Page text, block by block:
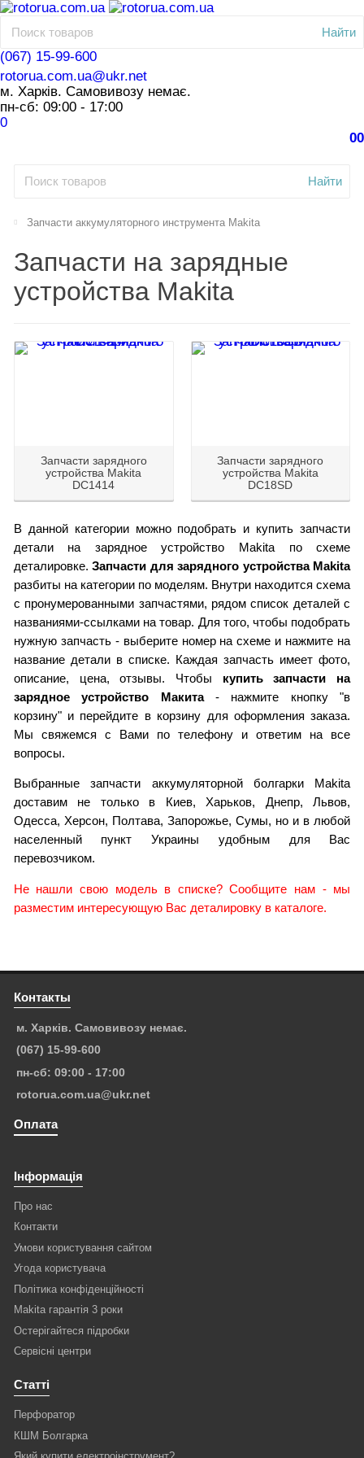
Найти
(067) 15-99-600
rotorua.com.ua@ukr.net
м. Харків. Самовивозу немає.
пн-сб: 09:00 - 17:00
0
00
Найти
Запчасти аккумуляторного инструмента Makita
Запчасти на зарядные
устройства Makita
Запчасти зарядного
устройства Makita
DC1414
Запчасти зарядного
устройства Makita
DC18SD
В данной категории можно подобрать и купить запчасти
детали на зарядное устройство Makita по схеме
деталировке.Запчасти для зарядного устройства Makita
разбиты на категории по моделям. Внутри находится схема
с пронумерованными запчастями, рядом список деталей с
названиями-ссылками на товар. Для того, чтобы подобрать
нужную запчасть - выберите номер на схеме и нажмите на
название детали в списке. Каждая запчасть имеет фото,
описание, цена, отзывы. Чтобы купить запчасти на
зарядное устройство Макита- нажмите кнопку "в
корзину" и перейдите в корзину для оформления заказа.
Мы свяжемся с Вами по телефону и ответим на все
вопросы.
Выбранные запчасти аккумуляторной болгарки Makita
доставим не только в Киев, Харьков, Днепр, Львов,
Одесса, Херсон, Полтава, Запорожье, Сумы, но и в любой
населенный пункт Украины удобным для Вас
перевозчиком.
Не нашли свою модель в списке? Сообщите нам - мы
разместим интересующую Вас деталировку в каталоге.
Контакты
м. Харків. Самовивозу немає.
(067) 15-99-600
пн-сб: 09:00 - 17:00
rotorua.com.ua@ukr.net
Оплата
Інформація
Про нас
Контакти
Умови користування сайтом
Угода користувача
Політика конфіденційності
Makita гарантія 3 роки
Остерігайтеся підробки
Сервісні центри
Статті
Перфоратор
КШМ Болгарка